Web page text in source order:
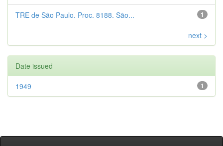
1
TRE de São Paulo. Proc. 8188. São...
next >
Date issued
1
1949